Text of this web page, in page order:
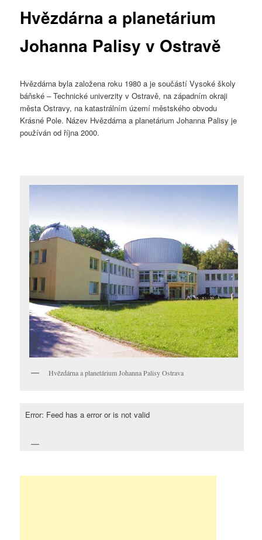
Hvězdárna a planetárium
Johanna Palisy v Ostravě
Hvězdárna byla založena roku 1980 a je součástí Vysoké školy
báňské – Technické univerzity v Ostravě, na západním okraji
města Ostravy, na katastrálním území městského obvodu
Krásné Pole. Název Hvězdárna a planetárium Johanna Palisy je
používán od října 2000.
Hvězdárna a planetárium Johanna Palisy Ostrava
Error: Feed has a error or is not valid